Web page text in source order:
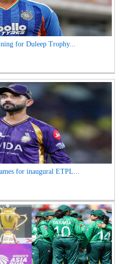
for Duleep Trophy...
for inaugural ETPL...